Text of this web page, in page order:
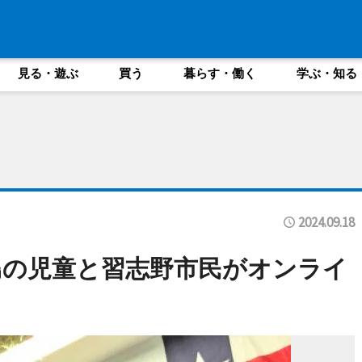
見る・遊ぶ 買う 暮らす・働く 学ぶ・知る
2024.09.18
児童と習志野市民がオンライ